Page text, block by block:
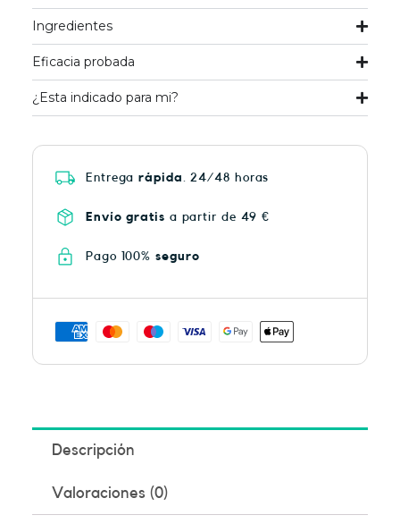
Ingredientes
Eficacia probada
¿Esta indicado para mi?
Entregarápida . 24/48 horas
Envío gratis a partir de 49 €
Pago 100% seguro
Descripción
Valoraciones (0)